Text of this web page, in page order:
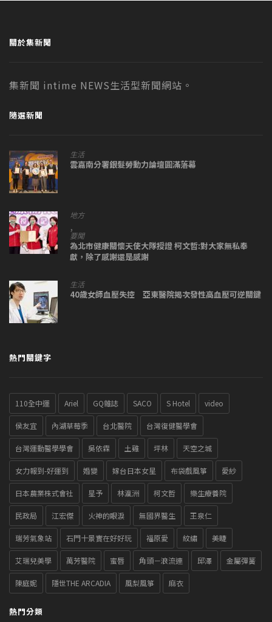
關於集新聞
集新聞 intime NEWS生活型新聞網站。
隨選新聞
生活
雲嘉南分署銀髮勞動力論壇圓滿落幕
地方
,
要聞
為北市健康關懷天使大隊授證 柯文哲:對大家無私奉
獻，除了感謝還是感謝
生活
40歲女師血壓失控 亞東醫院揭次發性高血壓可逆關鍵
熱門關鍵字
110全中運 Ariel GQ雜誌 SACO S Hotel video
侯友宜 內湖草莓季 台北醫院 台灣復健醫學會
台灣運動醫學學會 吳依霖 土雞 坪林 天空之城
女力報到-好運到 婚變 嫁台日本女星 布袋戲風箏 愛紗
日本農業株式會社 星予 林瀛洲 柯文哲 樂生療養院
民政局 江宏傑 火神的眼淚 無國界醫生 王泉仁
瑞芳氣象站 石門十景實在好好玩 福原愛 紋繡 美睫
艾瑞兒美學 萬芳醫院 蜜唇 角頭－浪流連 邱澤 金屬彈簧
陳庭妮 隱世THE ARCADIA 風梨風箏 麻衣
熱門分類